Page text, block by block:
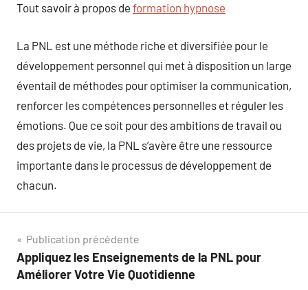
Tout savoir à propos de formation hypnose
La PNL est une méthode riche et diversifiée pour le
développement personnel qui met à disposition un large
éventail de méthodes pour optimiser la communication,
renforcer les compétences personnelles et réguler les
émotions. Que ce soit pour des ambitions de travail ou
des projets de vie, la PNL s’avère être une ressource
importante dans le processus de développement de
chacun.
Navigation
de
Publication précédente
Appliquez les Enseignements de la PNL pour
Améliorer Votre Vie Quotidienne